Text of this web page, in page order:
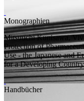
Monographien
Mitsuuchi Kunisawa,
Protection of
Use - the Japanese and
for a Developing
Handbücher